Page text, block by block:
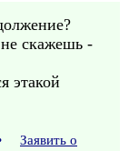
скажешь -
этакой
Заявить о